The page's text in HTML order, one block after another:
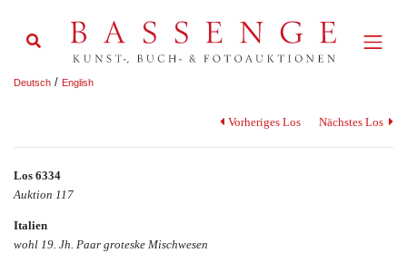
Deutsch / English
Vorheriges Los Nächstes Los
Los 6334
Auktion 117
Italien
wohl 19. Jh. Paar groteske Mischwesen